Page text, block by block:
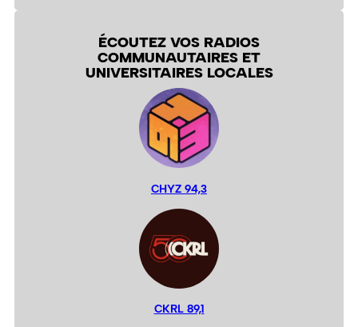
ÉCOUTEZ VOS RADIOS
COMMUNAUTAIRES ET
UNIVERSITAIRES LOCALES
CHYZ 94,3
CKRL 89,1